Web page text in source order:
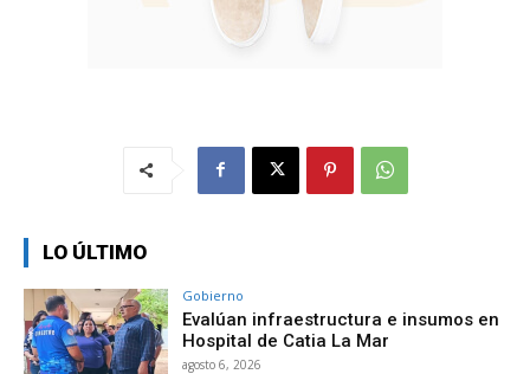
LO ÚLTIMO
Gobierno
Evalúan infraestructura e insumos en
Hospital de Catia La Mar
agosto 6, 2026